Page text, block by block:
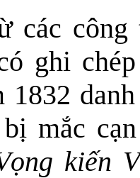
các công
ghi
1832
mắc
kiến